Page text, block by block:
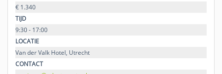
€ 1.340
TIJD
9:30 - 17:00
LOCATIE
Van der Valk Hotel, Utrecht
CONTACT